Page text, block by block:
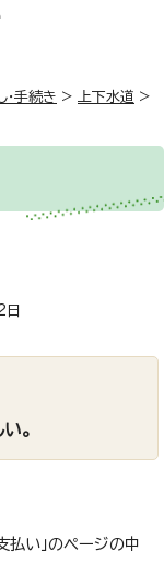
・手続き > 上下水道 >
。
払い」のページの中